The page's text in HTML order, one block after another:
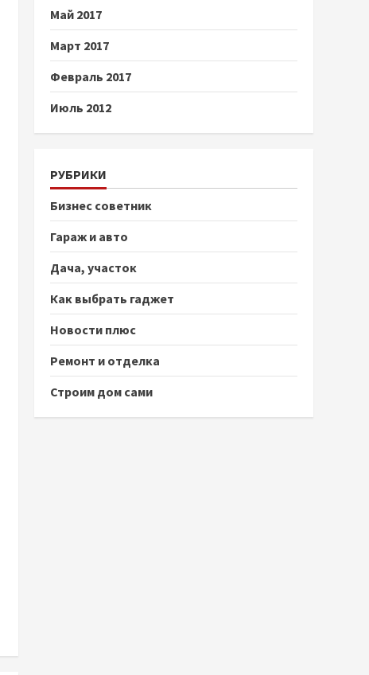
Май 2017
Март 2017
Февраль 2017
Июль 2012
РУБРИКИ
Бизнес советник
Гараж и авто
Дача, участок
Как выбрать гаджет
Новости плюс
Ремонт и отделка
Строим дом сами